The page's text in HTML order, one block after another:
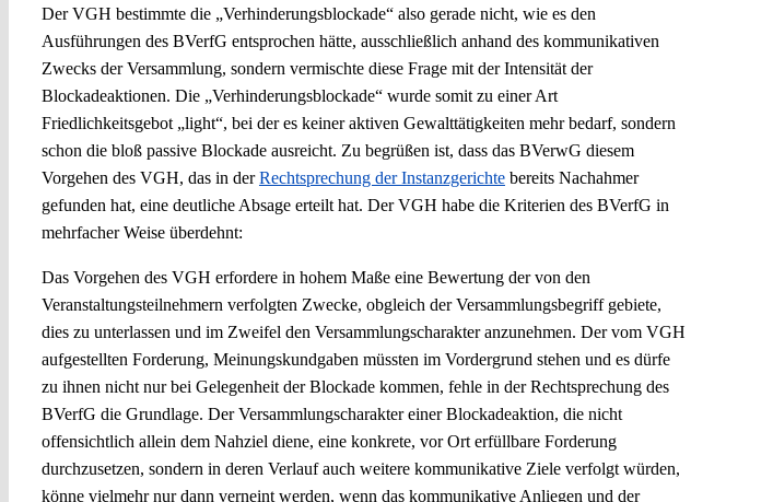
Der VGH bestimmte die „Verhinderungsblockade“ also gerade nicht, wie es den
Ausführungen des BVerfG entsprochen hätte, ausschließlich anhand des kommunikativen
Zwecks der Versammlung, sondern vermischte diese Frage mit der Intensität der
Blockadeaktionen. Die „Verhinderungsblockade“ wurde somit zu einer Art
Friedlichkeitsgebot „light“, bei der es keiner aktiven Gewalttätigkeiten mehr bedarf, sondern
schon die bloß passive Blockade ausreicht. Zu begrüßen ist, dass das BVerwG diesem
Vorgehen des VGH, das in derRechtsprechung der Instanzgerichtebereits Nachahmer
gefunden hat, eine deutliche Absage erteilt hat. Der VGH habe die Kriterien des BVerfG in
mehrfacher Weise überdehnt:
Das Vorgehen des VGH erfordere in hohem Maße eine Bewertung der von den
Veranstaltungsteilnehmern verfolgten Zwecke, obgleich der Versammlungsbegriff gebiete,
dies zu unterlassen und im Zweifel den Versammlungscharakter anzunehmen. Der vom VGH
aufgestellten Forderung, Meinungskundgaben müssten im Vordergrund stehen und es dürfe
zu ihnen nicht nur bei Gelegenheit der Blockade kommen, fehle in der Rechtsprechung des
BVerfG die Grundlage. Der Versammlungscharakter einer Blockadeaktion, die nicht
offensichtlich allein dem Nahziel diene, eine konkrete, vor Ort erfüllbare Forderung
durchzusetzen, sondern in deren Verlauf auch weitere kommunikative Ziele verfolgt würden,
könne vielmehr nur dann verneint werden, wenn das kommunikative Anliegen und der